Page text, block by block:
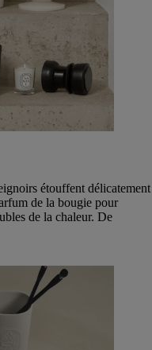
étouffent délicatement
de la bougie pour
de la chaleur. De